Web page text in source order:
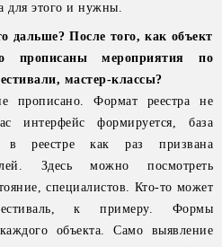
для этого и нужны.
дальше? После того, как объект
прописаны мероприятия по
мастер-классы?
прописано. Формат реестра не
интерфейс формируется, база
в реестре как раз призвана
Здесь можно посмотреть
специалистов. Кто-то может
к примеру. Формы
объекта. Само выявление